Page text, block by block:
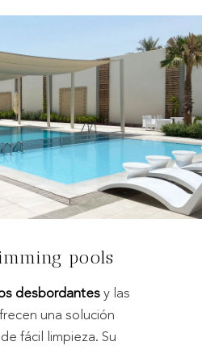
pools
desbordantes y las
una solución
fácil limpieza. Su